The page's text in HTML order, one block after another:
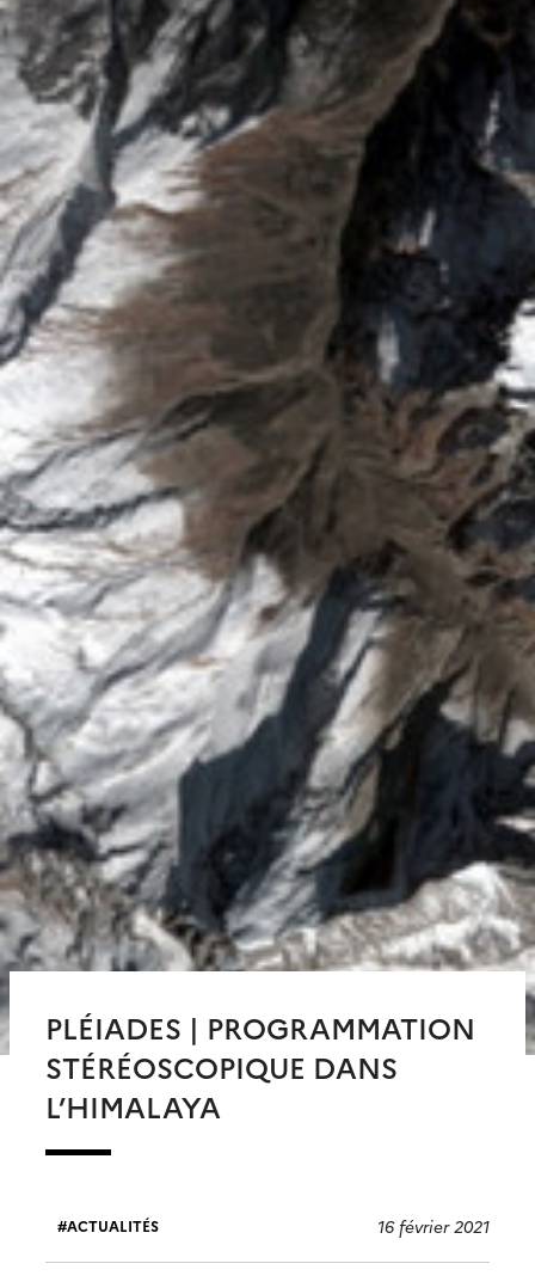
PLÉIADES | PROGRAMMATION
STÉRÉOSCOPIQUE DANS
L’HIMALAYA
ACTUALITÉS 16 février 2021